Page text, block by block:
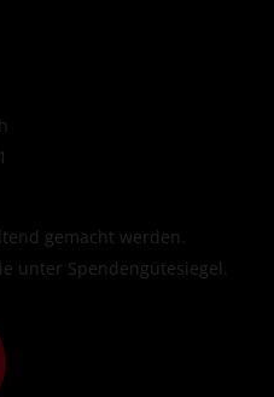
gemacht werden.
unter Spendengütesiegel.